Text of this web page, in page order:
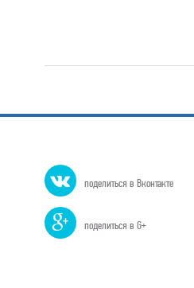
поделиться в Вконтакте
поделиться в G+